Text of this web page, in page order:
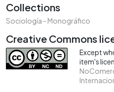
Collections
Sociología - Monográfico
Creative Commons
Except
item's